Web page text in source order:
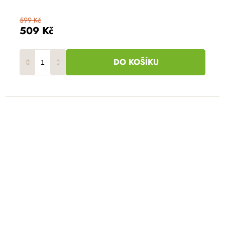
509 Kč
599 Kč
DO KOŠÍKU